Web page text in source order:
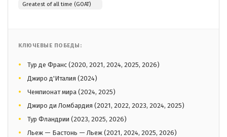
Greatest of all time (GOAT)
КЛЮЧЕВЫЕ ПОБЕДЫ:
Тур де Франс (2020, 2021, 2024, 2025, 2026)
Джиро д'Италия (2024)
Чемпионат мира (2024, 2025)
Джиро ди Ломбардия (2021, 2022, 2023, 2024, 2025)
Тур Фландрии (2023, 2025, 2026)
Льеж — Бастонь — Льеж (2021, 2024, 2025, 2026)